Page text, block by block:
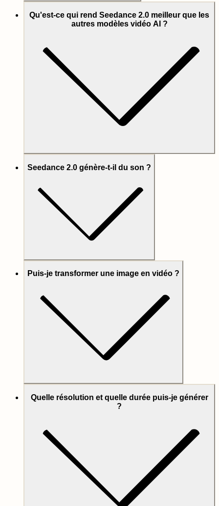
Qu'est-ce qui rend Seedance 2.0 meilleur que les
autres modèles vidéo AI ?
Seedance 2.0 génère-t-il du son ?
Puis-je transformer une image en vidéo ?
Quelle résolution et quelle durée puis-je générer
?